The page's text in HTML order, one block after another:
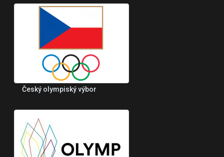
Český olympiský výbor